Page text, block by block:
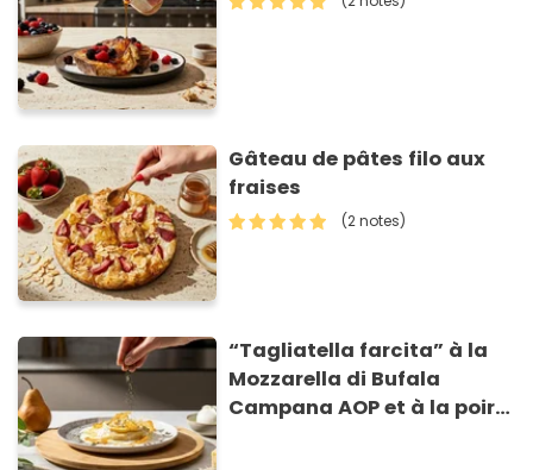
Gâteau de pâtes filo aux
fraises
(2 notes)
“Tagliatella farcita” à la
Mozzarella di Bufala
Campana AOP et à la poire